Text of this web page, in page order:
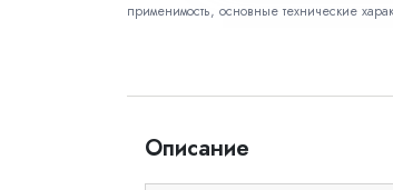
применимость, основные технические
Описание